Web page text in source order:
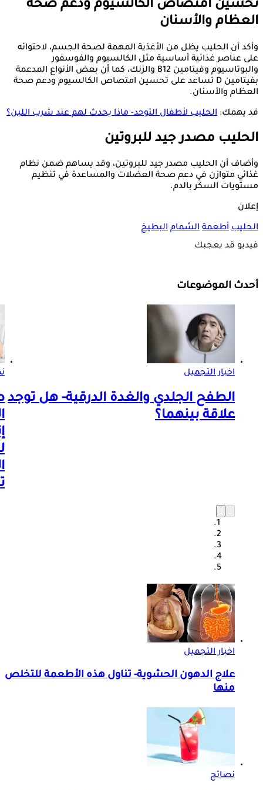
تحسين امتصاص الكالسيوم ودعم صحة
العظام والأسنان
وأكد أن الحليب يظل من الأغذية المهمة لصحة الجسم، لاحتوائه
على عناصر غذائية أساسية مثل الكالسيوم والفوسفور
والبوتاسيوم وفيتامين B12 والزنك، كما أن بعض الأنواع المدعمة
بفيتامين D تساعد على تحسين امتصاص الكالسيوم ودعم صحة
العظام والأسنان.
قد يهمك: الحليب لأطفال التوحد- ماذا يحدث لهم عند شرب اللبن؟
الحليب مصدر جيد للبروتين
وأضاف أن الحليب مصدر جيد للبروتين، وقد يساهم ضمن نظام
غذائي متوازن في دعم صحة العضلات والمساعدة في تنظيم
مستويات السكر بالدم.
إعلان
الحليب أطعمة الشمام البطيخ
فيديو قد يعجبك
أحدث الموضوعات
اخبار التجميل
الطفح الجلدي والغدة الدرقية- هل توجد
علاقة بينهما؟
اخبار التجميل
علاج الدهون الحشوية- تناول هذه الأطعمة للتخلص
منها
نصائح